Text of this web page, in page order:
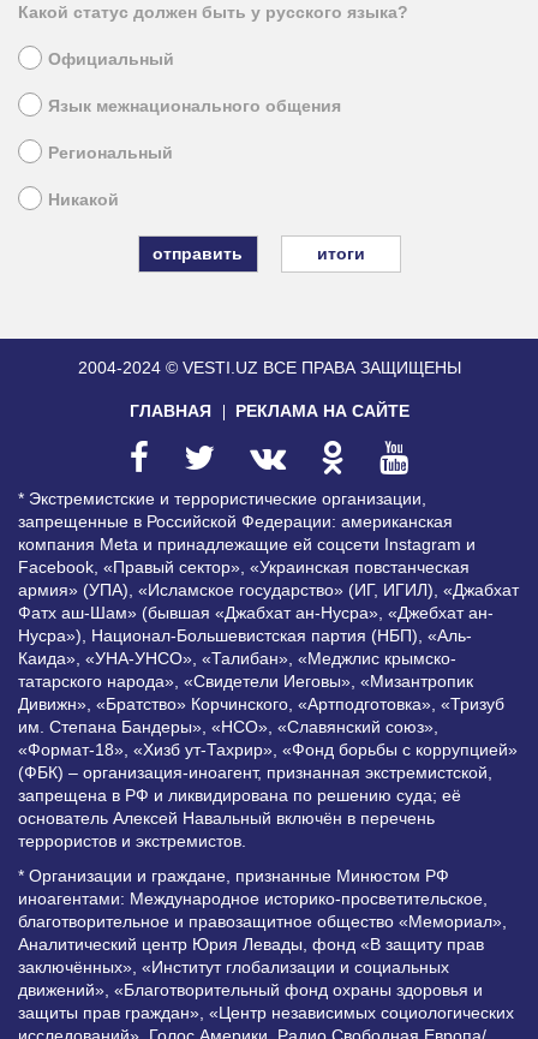
Какой статус должен быть у русского языка?
Официальный
Язык межнационального общения
Региональный
Никакой
итоги
2004-2024 © VESTI.UZ ВСЕ ПРАВА ЗАЩИЩЕНЫ
ГЛАВНАЯ РЕКЛАМА НА САЙТЕ
* Экстремистские и террористические организации,
запрещенные в Российской Федерации: американская
компания Meta и принадлежащие ей соцсети Instagram и
Facebook, «Правый сектор», «Украинская повстанческая
армия» (УПА), «Исламское государство» (ИГ, ИГИЛ), «Джабхат
Фатх аш-Шам» (бывшая «Джабхат ан-Нусра», «Джебхат ан-
Нусра»), Национал-Большевистская партия (НБП), «Аль-
Каида», «УНА-УНСО», «Талибан», «Меджлис крымско-
татарского народа», «Свидетели Иеговы», «Мизантропик
Дивижн», «Братство» Корчинского, «Артподготовка», «Тризуб
им. Степана Бандеры», «НСО», «Славянский союз»,
«Формат-18», «Хизб ут-Тахрир», «Фонд борьбы с коррупцией»
(ФБК) – организация-иноагент, признанная экстремистской,
запрещена в РФ и ликвидирована по решению суда; её
основатель Алексей Навальный включён в перечень
террористов и экстремистов.
* Организации и граждане, признанные Минюстом РФ
иноагентами: Международное историко-просветительское,
благотворительное и правозащитное общество «Мемориал»,
Аналитический центр Юрия Левады, фонд «В защиту прав
заключённых», «Институт глобализации и социальных
движений», «Благотворительный фонд охраны здоровья и
защиты прав граждан», «Центр независимых социологических
исследований», Голос Америки, Радио Свободная Европа/